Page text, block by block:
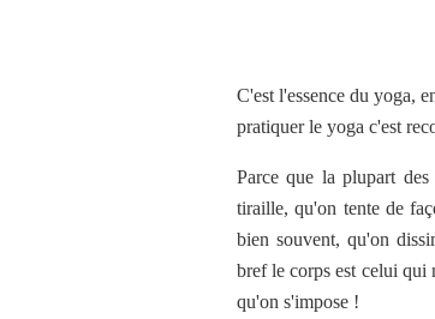
C'est l'essence du yoga,
pratiquer le yoga c'est
Parce que la plupart
tiraille, qu'on tente de
bien souvent, qu'on
bref le corps est celui qui
qu'on s'impose !